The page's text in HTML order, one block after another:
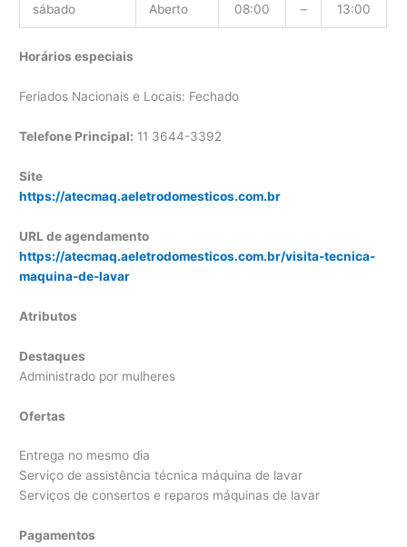
sábado Aberto 08:00 – 13:00
Horários especiais
Feriados Nacionais e Locais: Fechado
Telefone Principal: 11 3644-3392
Site
https://atecmaq.aeletrodomesticos.com.br
URL de agendamento
https://atecmaq.aeletrodomesticos.com.br/visita-tecnica-
maquina-de-lavar
Atributos
Destaques
Administrado por mulheres
Ofertas
Entrega no mesmo dia
Serviço de assistência técnica máquina de lavar
Serviços de consertos e reparos máquinas de lavar
Pagamentos